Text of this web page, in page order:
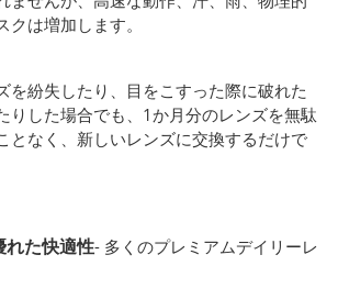
クは増加します。
を紛失したり、目をこすった際に破れた
りした場合でも、1か月分のレンズを無駄
となく、新しいレンズに交換するだけで
れた快適性- 多くのプレミアムデイリーレ